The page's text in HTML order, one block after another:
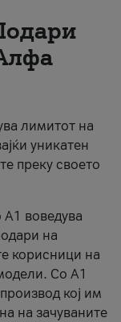
лимитот на
уникатен
преку своето
воведува
на
корисници на
Со A1
кој им
на зачуваните